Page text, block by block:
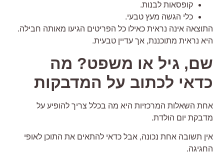
קופסאות לבנות.
כלי הגשה מעץ טבעי.
התוצאה אינה נראית כאילו כל הפריטים הגיעו מאותה חבילה.
היא נראית מתוכננת, אך עדיין טבעית.
שם, גיל או משפט? מה
כדאי לכתוב על המדבקות
אחת השאלות המרכזיות היא מה בכלל צריך להופיע על
מדבקת יום הולדת.
אין תשובה אחת נכונה, אבל כדאי להתאים את התוכן לאופי
החגיגה.